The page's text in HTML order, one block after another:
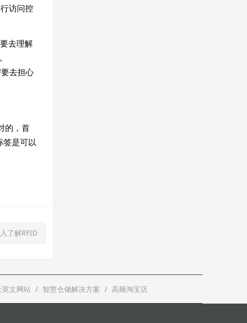
访问控
去理解
去担心
的，首
签是可以
了解RFID
英文网站 智慧仓储解决方案 高频淘宝店